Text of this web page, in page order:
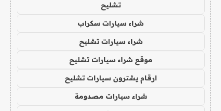
تشليح
شراء سيارات سكراب
شراء سيارات تشليح
موقع شراء سيارات تشليح
ارقام يشترون سيارات تشليح
شراء سيارات مصدومة